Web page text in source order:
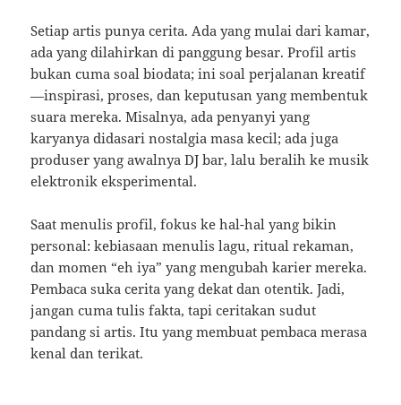
Setiap artis punya cerita. Ada yang mulai dari kamar,
ada yang dilahirkan di panggung besar. Profil artis
bukan cuma soal biodata; ini soal perjalanan kreatif
—inspirasi, proses, dan keputusan yang membentuk
suara mereka. Misalnya, ada penyanyi yang
karyanya didasari nostalgia masa kecil; ada juga
produser yang awalnya DJ bar, lalu beralih ke musik
elektronik eksperimental.
Saat menulis profil, fokus ke hal-hal yang bikin
personal: kebiasaan menulis lagu, ritual rekaman,
dan momen “eh iya” yang mengubah karier mereka.
Pembaca suka cerita yang dekat dan otentik. Jadi,
jangan cuma tulis fakta, tapi ceritakan sudut
pandang si artis. Itu yang membuat pembaca merasa
kenal dan terikat.